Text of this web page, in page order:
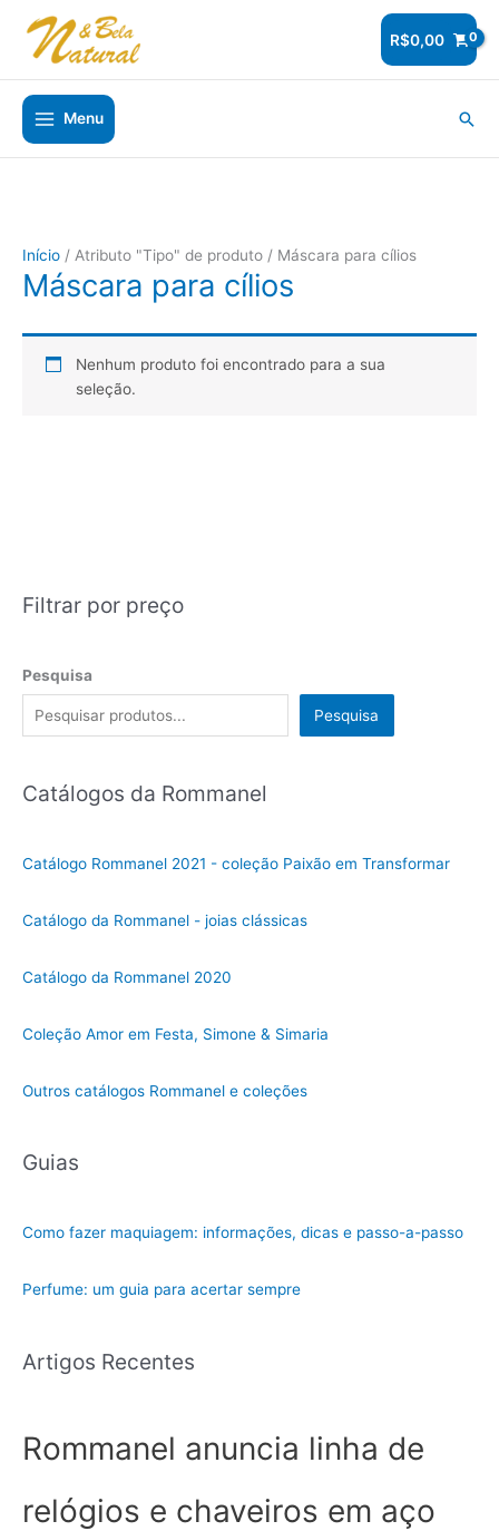
para
conteúdo
R$0,00
Menu
Filtrar por preço
Pesquisa
Pesquisa
Catálogos da Rommanel
Catálogo Rommanel 2021 - coleção Paixão em Transformar
Catálogo da Rommanel - joias clássicas
Catálogo da Rommanel 2020
Coleção Amor em Festa, Simone & Simaria
Outros catálogos Rommanel e coleções
Guias
Como fazer maquiagem: informações, dicas e passo-a-passo
Perfume: um guia para acertar sempre
Artigos Recentes
Rommanel anuncia linha de
relógios e chaveiros em aço
Início / Atributo "Tipo" de produto / Máscara para cílios
Máscara para cílios
Nenhum produto foi encontrado para a sua
seleção.